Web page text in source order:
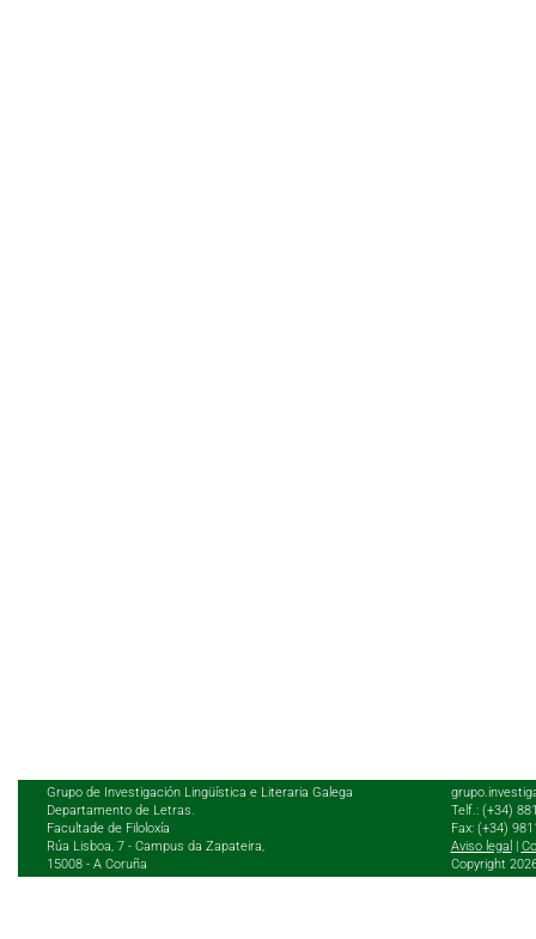
Grupo de Investigación Lingüística e Literaria Galega
Departamento de Letras.
Facultade de Filoloxía
Rúa Lisboa, 7 - Campus da Zapateira,
15008 - A Coruña
Telf.: (+34)
Fax: (+34)
Aviso legal
Copyright